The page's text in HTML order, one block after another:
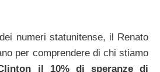
numeri statunitense, il Renato
per comprendere di chi stiamo
il 10% di speranze di